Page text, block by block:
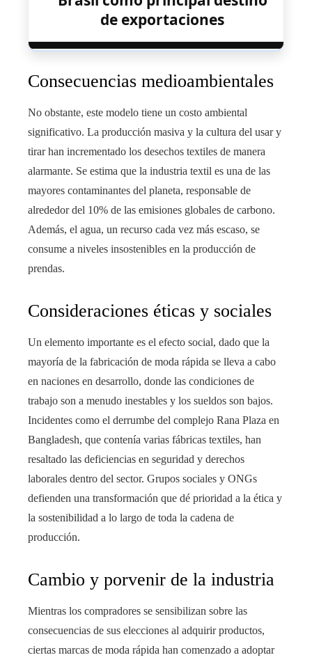
de exportaciones
Consecuencias medioambientales
No obstante, este modelo tiene un costo ambiental
significativo. La producción masiva y la cultura del usar y
tirar han incrementado los desechos textiles de manera
alarmante. Se estima que la industria textil es una de las
mayores contaminantes del planeta, responsable de
alrededor del 10% de las emisiones globales de carbono.
Además, el agua, un recurso cada vez más escaso, se
consume a niveles insostenibles en la producción de
prendas.
Consideraciones éticas y sociales
Un elemento importante es el efecto social, dado que la
mayoría de la fabricación de moda rápida se lleva a cabo
en naciones en desarrollo, donde las condiciones de
trabajo son a menudo inestables y los sueldos son bajos.
Incidentes como el derrumbe del complejo Rana Plaza en
Bangladesh, que contenía varias fábricas textiles, han
resaltado las deficiencias en seguridad y derechos
laborales dentro del sector. Grupos sociales y ONGs
defienden una transformación que dé prioridad a la ética y
la sostenibilidad a lo largo de toda la cadena de
producción.
Cambio y porvenir de la industria
Mientras los compradores se sensibilizan sobre las
consecuencias de sus elecciones al adquirir productos,
ciertas marcas de moda rápida han comenzado a adoptar